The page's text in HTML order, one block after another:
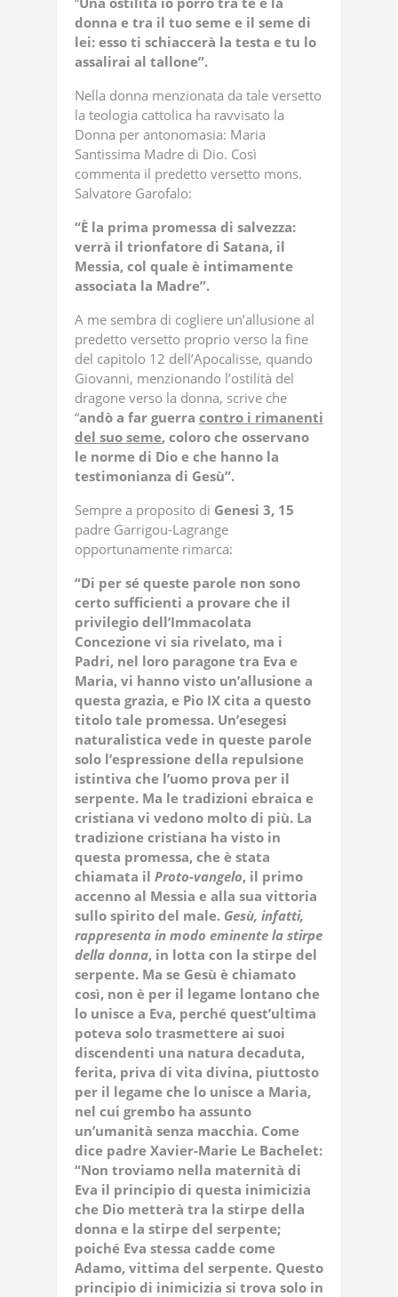
donna e tra il tuo seme e il seme di
lei: esso ti schiaccerà la testa e tu lo
assalirai al tallone”.
Nella donna menzionata da tale versetto
la teologia cattolica ha ravvisato la
Donna per antonomasia: Maria
Santissima Madre di Dio. Così
commenta il predetto versetto mons.
Salvatore Garofalo:
“È la prima promessa di salvezza:
verrà il trionfatore di Satana, il
Messia, col quale è intimamente
associata la Madre”.
A me sembra di cogliere un’allusione al
predetto versetto proprio verso la fine
del capitolo 12 dell’Apocalisse, quando
Giovanni, menzionando l’ostilità del
dragone verso la donna, scrive che
“andò a far guerra contro i rimanenti
del suo seme, coloro che osservano
le norme di Dio e che hanno la
testimonianza di Gesù”.
Sempre a proposito di Genesi 3, 15
padre Garrigou-Lagrange
opportunamente rimarca:
“Di per sé queste parole non sono
certo sufficienti a provare che il
privilegio dell’Immacolata
Concezione vi sia rivelato, ma i
Padri, nel loro paragone tra Eva e
Maria, vi hanno visto un’allusione a
questa grazia, e Pio IX cita a questo
titolo tale promessa. Un’esegesi
naturalistica vede in queste parole
solo l’espressione della repulsione
istintiva che l’uomo prova per il
serpente. Ma le tradizioni ebraica e
cristiana vi vedono molto di più. La
tradizione cristiana ha visto in
questa promessa, che è stata
chiamata il Proto-vangelo, il primo
accenno al Messia e alla sua vittoria
sullo spirito del male. Gesù, infatti,
rappresenta in modo eminente la stirpe
della donna, in lotta con la stirpe del
serpente. Ma se Gesù è chiamato
così, non è per il legame lontano che
lo unisce a Eva, perché quest’ultima
poteva solo trasmettere ai suoi
discendenti una natura decaduta,
ferita, priva di vita divina, piuttosto
per il legame che lo unisce a Maria,
nel cui grembo ha assunto
un’umanità senza macchia. Come
dice padre Xavier-Marie Le Bachelet:
“Non troviamo nella maternità di
Eva il principio di questa inimicizia
che Dio metterà tra la stirpe della
donna e la stirpe del serpente;
poiché Eva stessa cadde come
Adamo, vittima del serpente. Questo
principio di inimicizia si trova solo in